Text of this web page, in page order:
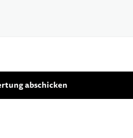
abschicken